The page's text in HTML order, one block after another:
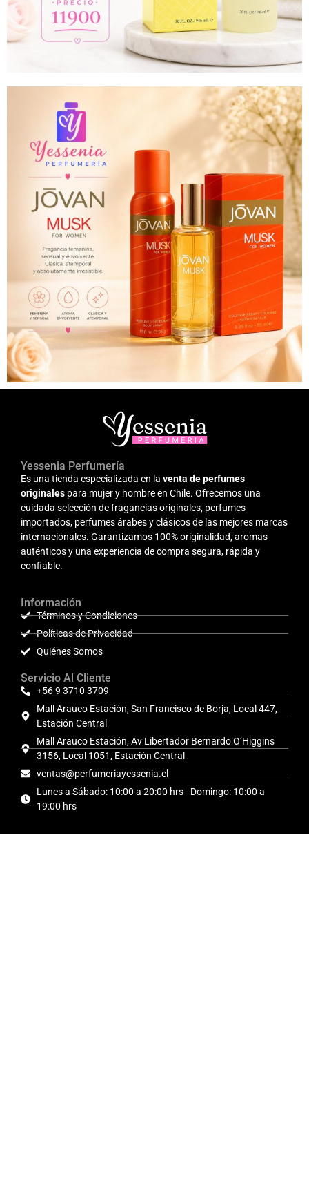
Yessenia Perfumería
Es una tienda especializada en la venta de perfumes
originales para mujer y hombre en Chile. Ofrecemos una
cuidada selección de fragancias originales, perfumes
importados, perfumes árabes y clásicos de las mejores marcas
internacionales. Garantizamos 100% originalidad, aromas
auténticos y una experiencia de compra segura, rápida y
confiable.
Información
Términos y Condiciones
Políticas de Privacidad
Quiénes Somos
Servicio Al Cliente
+56 9 3710 3709
Mall Arauco Estación, San Francisco de Borja, Local 447,
Estación Central
Mall Arauco Estación, Av Libertador Bernardo O’Higgins
3156, Local 1051, Estación Central
ventas@perfumeriayessenia.cl
Lunes a Sábado: 10:00 a 20:00 hrs - Domingo: 10:00 a
19:00 hrs